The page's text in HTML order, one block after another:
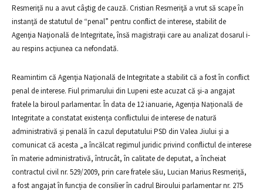
Resmeriţă nu a avut câştig de cauză. Cristian Resmeriţă a vrut să scape în
instanţă de statutul de “penal” pentru conflict de interese, stabilit de
Agenţia Naţională de Integritate, însă magistraţii care au analizat dosarul i-
au respins acţiunea ca nefondată.
Reamintim că Agenţia Naţională de Integritate a stabilit că a fost în conflict
penal de interese. Fiul primarului din Lupeni este acuzat că şi-a angajat
fratele la biroul parlamentar. În data de 12 ianuarie, Agenția Națională de
Integritate a constatat existența conflictului de interese de natură
administrativă și penală în cazul deputatului PSD din Valea Jiului şi a
comunicat că acesta „a încălcat regimul juridic privind conflictul de interese
în materie administrativă, întrucât, în calitate de deputat, a încheiat
contractul civil nr. 529/2009, prin care fratele său, Lucian Marius Resmeriţă,
a fost angajat în funcția de consilier în cadrul Biroului parlamentar nr. 275